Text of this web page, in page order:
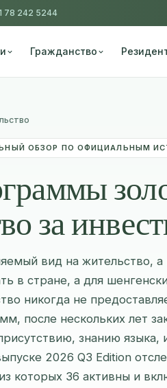
78 242 5244
Гражданство
ОБЗОР ПО ОФИЦИАЛЬНЫМ
за
вид на жительство,
в стране, а для
никогда не
после нескольких лет
знанию
2026 Q3 Edition
которых 36 активны и